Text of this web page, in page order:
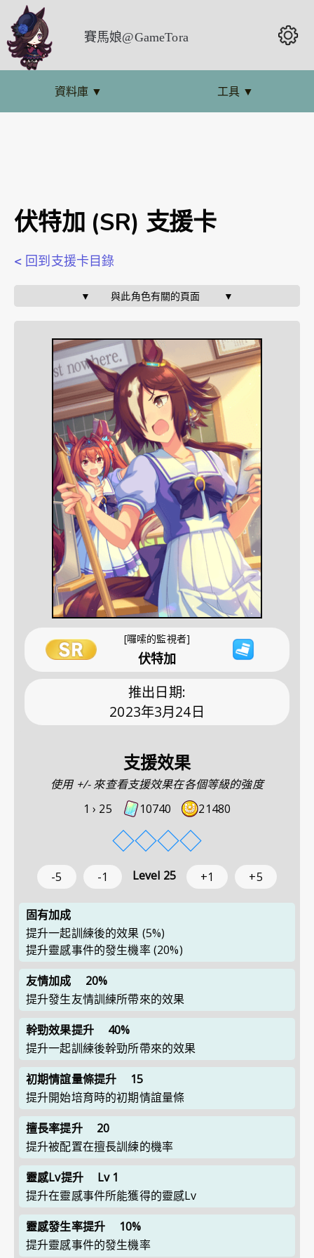
賽馬娘@GameTora
資料庫 ▼ 工具 ▼
伏特加 (SR) 支援卡
< 回到支援卡目錄
▼       與此角色有關的頁面        ▼
[囉嗦的監視者]
伏特加
推出日期:
2023年3月24日
支援效果
使用 +/- 來查看支援效果在各個等級的強度
1 › 25 10740 21480
◇◇◇◇
-5 -1 Level 25 +1 +5
固有加成
提升一起訓練後的效果 (5%)
提升靈感事件的發生機率(20%)
友情加成
20%
提升發生友情訓練所帶來的效果
幹勁效果提升
40%
提升一起訓練後幹勁所帶來的效果
初期情誼量條提升
15
提升開始培育時的初期情誼量條
擅長率提升
20
提升被配置在擅長訓練的機率
靈感Lv提升
Lv 1
提升在靈感事件所能獲得的靈感Lv
靈感發生率提升
10%
提升靈感事件的發生機率